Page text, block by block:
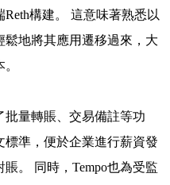
構建。 這意味著熟悉以
鬆地將其應用遷移過來，大
批量轉賬、交易備註等功
準，便於企業進行薪資發
。 同時，Tempo也為受監